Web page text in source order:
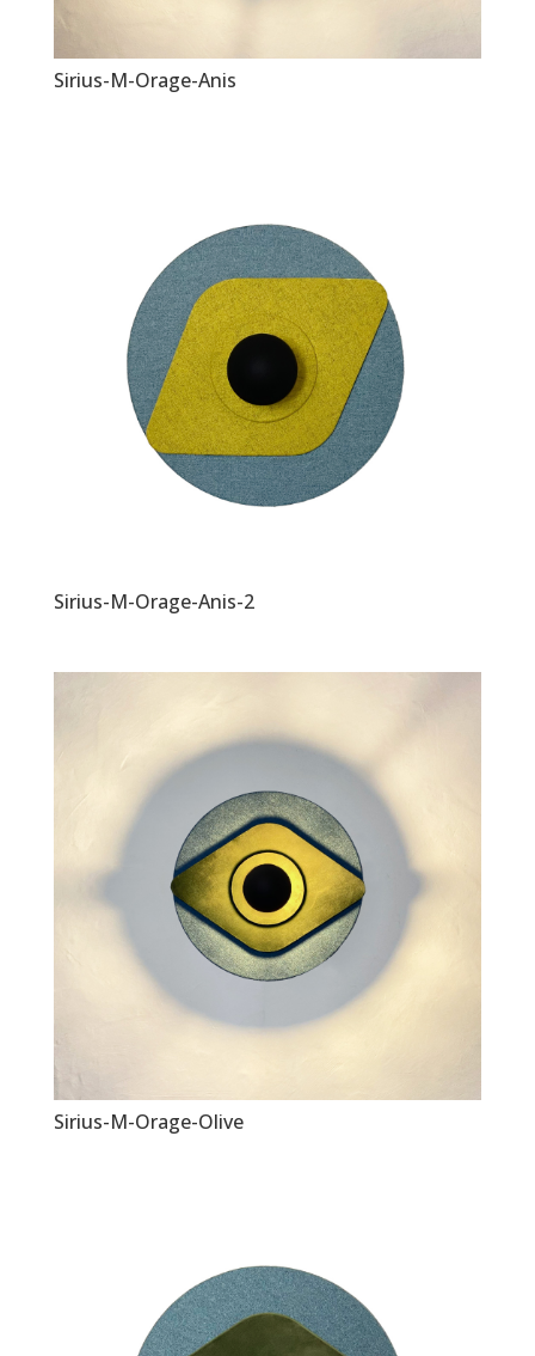
Sirius-M-Orage-Anis
Sirius-M-Orage-Anis-2
Sirius-M-Orage-Olive